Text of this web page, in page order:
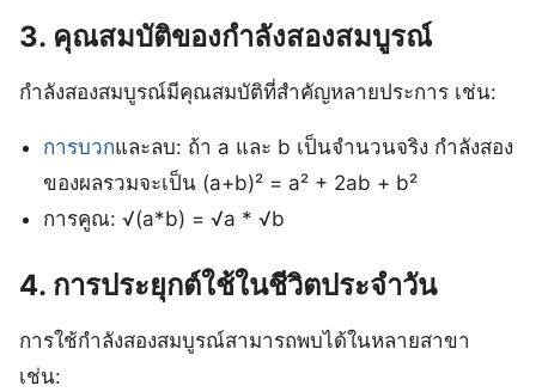
3. คุณสมบัติของกําลังสองสมบูรณ์
กําลังสองสมบูรณ์มีคุณสมบัติที่สำคัญหลายประการ เช่น:
การบวกและลบ: ถ้า a และ b เป็นจำนวนจริง กำลังสอง
ของผลรวมจะเป็น (a+b)² = a² + 2ab + b²
การคูณ: √(a*b) = √a * √b
4. การประยุกต์ใช้ในชีวิตประจำวัน
การใช้กําลังสองสมบูรณ์สามารถพบได้ในหลายสาขา
เช่น: